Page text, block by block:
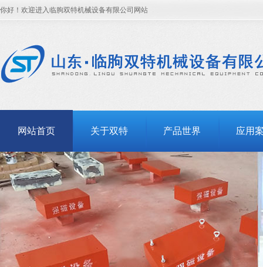
你好！欢迎进入临朐双特机械设备有限公司网站
网站首页 关于双特 产品世界 应用